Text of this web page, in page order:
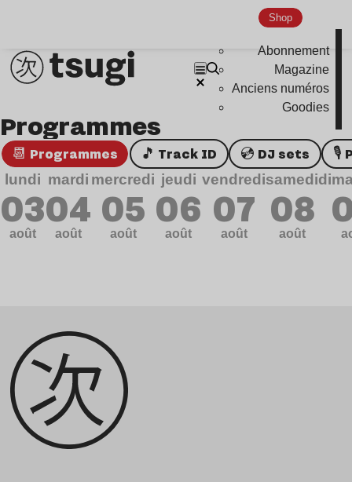
Shop
Abonnement
Magazine
Anciens numéros
Goodies
House
Techno
Pop
Ambient
Disco
Hardcore
Global Club
Programmes
📆 Programmes 🎵 Track ID 💿 DJ sets
lundi
03
août
mardi
04
août
mercredi
05
août
jeudi
06
août
vendredi
07
août
samedi
08
août